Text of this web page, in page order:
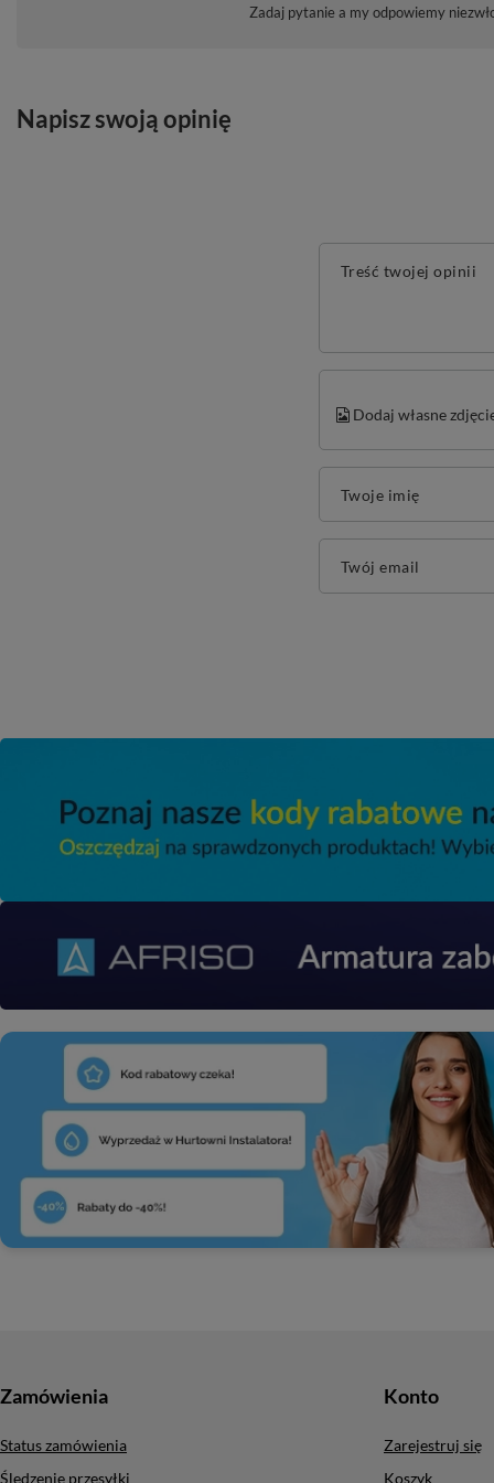
Zadaj pytanie a my odpowiemy
Napisz swoją opinię
Treść twojej opinii
Dodaj własne
Twoje imię
Twój email
Zamówienia
Status zamówienia
Śledzenie przesyłki
Konto
Zarejestruj się
Koszyk